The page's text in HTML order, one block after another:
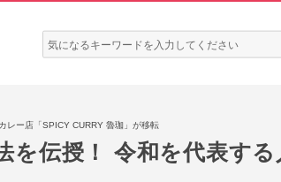
検
索:
レー店「SPICY CURRY 魯珈」が移転
を伝授！ 令和を代表す